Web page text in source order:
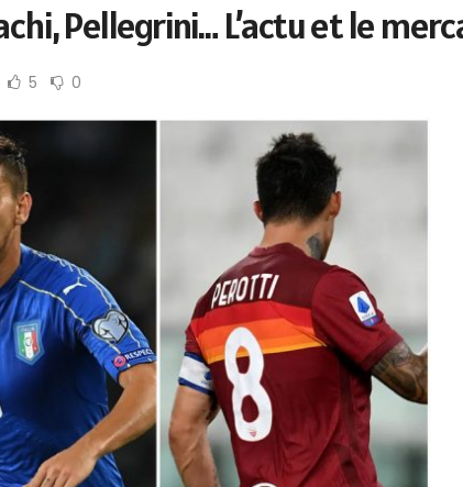
Pellegrini… L’actu et le
5 0